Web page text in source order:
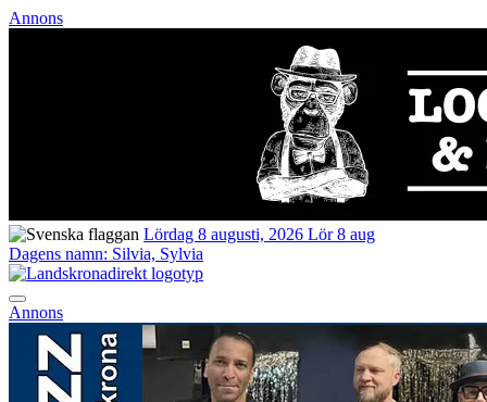
Annons
Lördag 8 augusti, 2026 Lör 8 aug
Dagens namn: Silvia, Sylvia
Annons